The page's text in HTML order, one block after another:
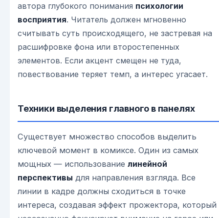
автора глубокого понимания психологии
восприятия. Читатель должен мгновенно
считывать суть происходящего, не застревая на
расшифровке фона или второстепенных
элементов. Если акцент смещен не туда,
повествование теряет темп, а интерес угасает.
Техники выделения главного в панелях
Существует множество способов выделить
ключевой момент в комиксе. Один из самых
мощных — использование линейной
перспективы для направления взгляда. Все
линии в кадре должны сходиться в точке
интереса, создавая эффект прожектора, который